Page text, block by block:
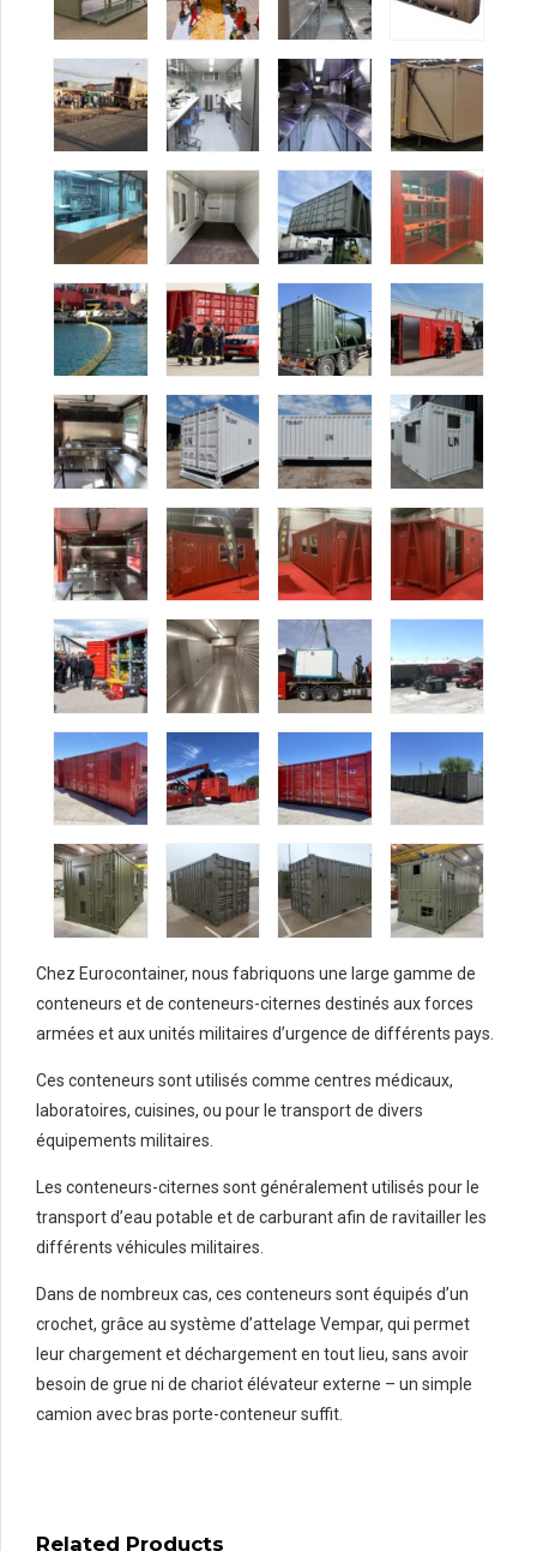
Chez Eurocontainer, nous fabriquons une large gamme de
conteneurs et de conteneurs-citernes destinés aux forces
armées et aux unités militaires d’urgence de différents pays.
Ces conteneurs sont utilisés comme centres médicaux,
laboratoires, cuisines, ou pour le transport de divers
équipements militaires.
Les conteneurs-citernes sont généralement utilisés pour le
transport d’eau potable et de carburant afin de ravitailler les
différents véhicules militaires.
Dans de nombreux cas, ces conteneurs sont équipés d’un
crochet, grâce au système d’attelage Vempar, qui permet
leur chargement et déchargement en tout lieu, sans avoir
besoin de grue ni de chariot élévateur externe – un simple
camion avec bras porte-conteneur suffit.
Related Products